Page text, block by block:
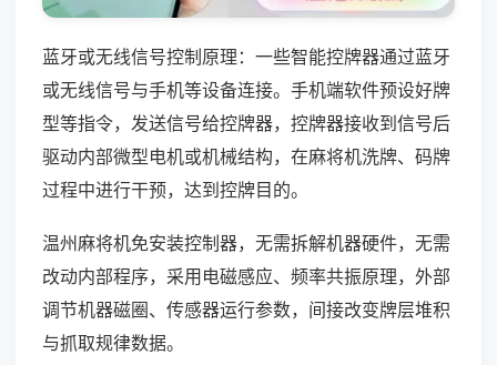
蓝牙或无线信号控制原理：一些智能控牌器通过蓝牙
或无线信号与手机等设备连接。手机端软件预设好牌
型等指令，发送信号给控牌器，控牌器接收到信号后
驱动内部微型电机或机械结构，在麻将机洗牌、码牌
过程中进行干预，达到控牌目的。
温州麻将机免安装控制器，无需拆解机器硬件，无需
改动内部程序，采用电磁感应、频率共振原理，外部
调节机器磁圈、传感器运行参数，间接改变牌层堆积
与抓取规律数据。